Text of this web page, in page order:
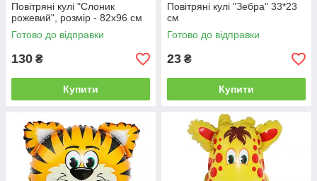
Повітряні кулі "Слоник
рожевий", розмір - 82х96 см
Готово до відправки
130 ₴
Купити
Повітряні кулі "Зебра" 33*23
см
Готово до відправки
23 ₴
Купити